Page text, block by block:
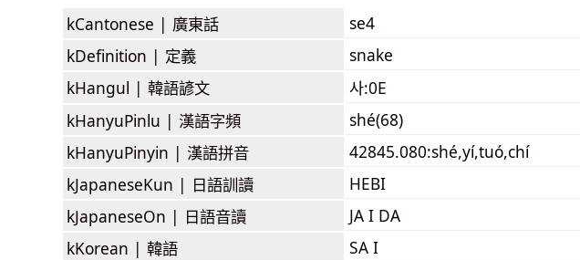
kCantonese | 廣東話
se4
kDefinition | 定義
snake
kHangul | 韓語諺文
사:0E
kHanyuPinlu | 漢語字頻
shé(68)
kHanyuPinyin | 漢語拼音
42845.080:shé,yí,tuó,chí
kJapaneseKun | 日語訓讀
HEBI
kJapaneseOn | 日語音讀
JA I DA
kKorean | 韓語
SA I